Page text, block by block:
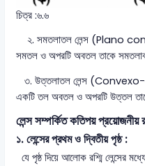
চিত্র :৬.৬
২. সমতলাতল লেন্স (Plano
সমতল ও অপরটি অবতল তাকে
৩. উত্তলাতল লেন্স
একটি তল অবতল ও অপরটি উত্তল
লেন্স সম্পর্কিত কতিপয় প্রয়োজনীয়
১. লেন্সের প্রথম ও দ্বিতীয় পৃষ্ঠ :
যে পৃষ্ঠ দিয়ে আলোক রশ্মি লেন্সের